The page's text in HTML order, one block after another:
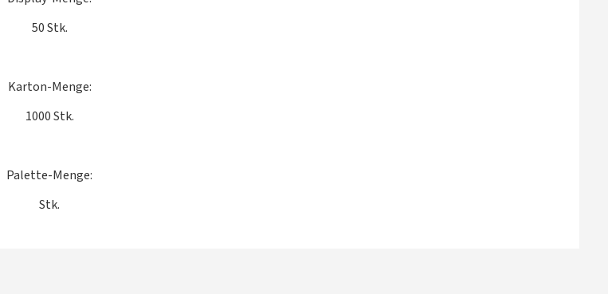
50 Stk.
Karton-Menge:
1000 Stk.
Palette-Menge:
Stk.